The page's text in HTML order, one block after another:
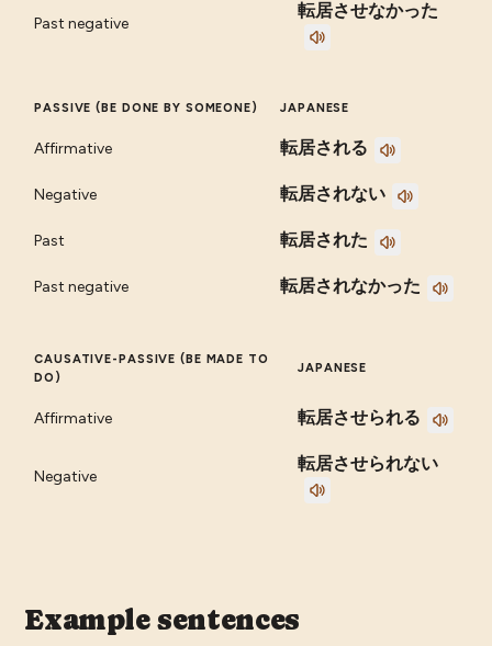
Past negative
転居させなかった
PASSIVE (BE DONE BY SOMEONE) JAPANESE
Affirmative 転居される
Negative 転居されない
Past 転居された
Past negative 転居されなかった
CAUSATIVE-PASSIVE (BE MADE TO
DO)
JAPANESE
Affirmative 転居させられる
Negative
転居させられない
Example sentences